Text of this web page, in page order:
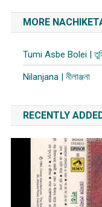
MORE
Tumi Asbe Bolei |
Nilanjana | নীলাঞ্জনা
RECENTLY